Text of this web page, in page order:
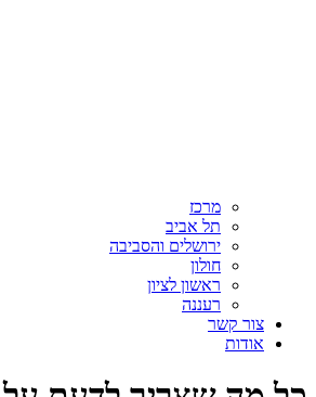
מרכז
תל אביב
ירושלים והסביבה
חולון
ראשון לציון
רעננה
צור קשר
אודות